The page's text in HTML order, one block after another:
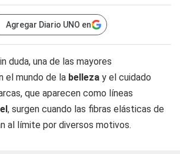
Agregar Diario UNO en
duda, una de las mayores
el mundo de la belleza y el cuidado
que aparecen como líneas
, surgen cuando las fibras elásticas de
al límite por diversos motivos.